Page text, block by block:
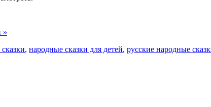
»
, народные сказки для детей, русские народные